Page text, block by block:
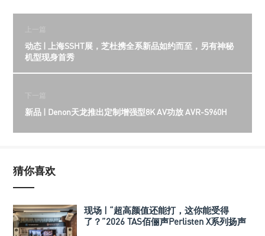
上一篇
动态 | 上海SSHT展，芝杜携全系新品如约而至，另有神秘
机型现身首秀
下一篇
新品 | Denon天龙推出定制增强型8K AV功放 AVR-S960H
猜你喜欢
现场 | “超高颜值还能打，这你能受得
了？”2026 TAS佰俪声Perlisten X系列扬声